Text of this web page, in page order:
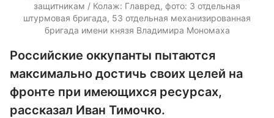
защитникам / Колаж: Главред, фото: 3 отдельная
штурмовая бригада, 53 отдельная механизированная
бригада имени князя Владимира Мономаха
Российские оккупанты пытаются
максимально достичь своих целей на
фронте при имеющихся ресурсах,
рассказал Иван Тимочко.